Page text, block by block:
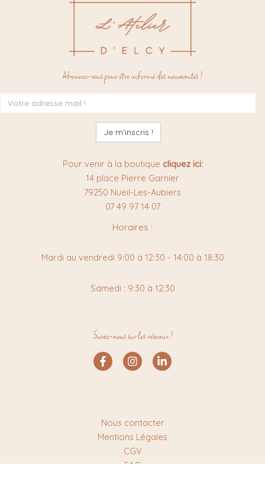
Abonnez-vous pour être informé des nouveautés !
à
la
newsletter
:
Pour venir à la boutique cliquez ici:
14 place Pierre Garnier
79250 Nueil-Les-Aubiers
07 49 97 14 07
Horaires :
Mardi au vendredi 9:00 à 12:30 - 14:00 à 18:30
Samedi : 9:30 à 12:30
Suivez-nous sur les réseaux !
Nous contacter
Mentions Légales
CGV
FAQ